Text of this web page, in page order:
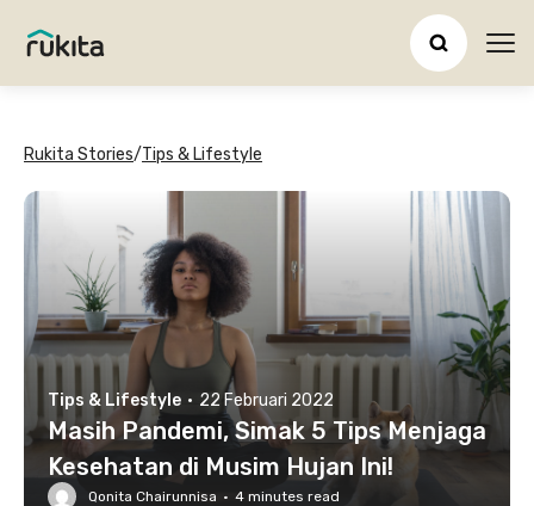
Rukita Stories/Tips & Lifestyle
Tips & Lifestyle · 22 Februari 2022
Masih Pandemi, Simak 5 Tips Menjaga
Kesehatan di Musim Hujan Ini!
Qonita Chairunnisa · 4 minutes read